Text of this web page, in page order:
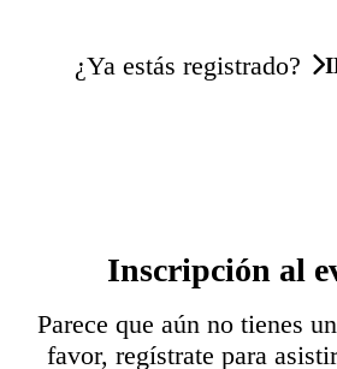
¿Ya estás registrado?
Inscripción al
Parece que aún no tienes
favor, regístrate para